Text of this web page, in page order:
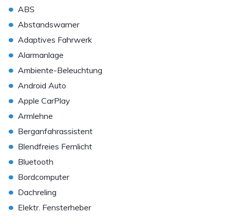
• ABS
• Abstandswarner
• Adaptives Fahrwerk
• Alarmanlage
• Ambiente-Beleuchtung
• Android Auto
• Apple CarPlay
• Armlehne
• Berganfahrassistent
• Blendfreies Fernlicht
• Bluetooth
• Bordcomputer
• Dachreling
• Elektr. Fensterheber